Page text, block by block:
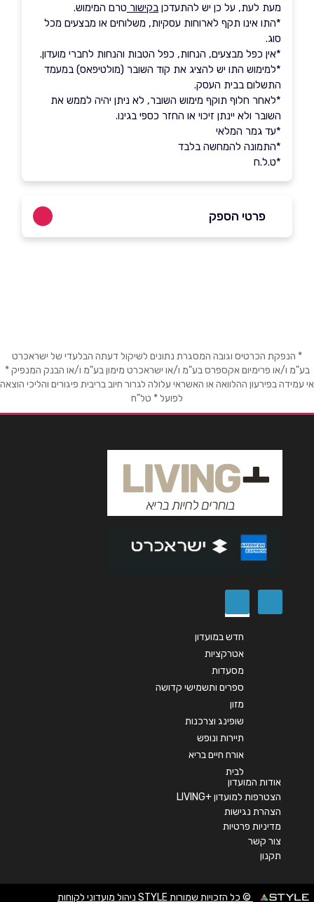
מעת לעת, על כן יש להתעדכן בקישור טרם המימוש.
*התו אינו תקף לארוחות עסקיות, משלוחים או מבצעים מכל
סוג.
*אין כפל מבצעים, הנחות, כפל הטבות והנחות לחברי מועדון.
*למימוש התו יש להציג את קוד השובר (מולטיפאס) במעמד
התשלום בבית העסק.
*לאחר חלוף תוקף מימוש השובר, לא ניתן יהיה לממש את
השובר ולא יינתן זיכוי או החזר כספי בגינו.
*עד גמר המלאי
*התמונה להמחשה בלבד
*ט.ל.ח
פרטי הספק
טלפון*
נושא*
אנא חזרו אלי בקשר ל...
* הנפקת הכרטיס וגובה המסגרת נתונים לשיקול דעתה הבלעדי של ישראכרט
בע"מ ו/או פרימיום אקספרס בע"מ ו/או ישראכרט מימון בע"מ ו/או הבנק המנפיק *
אי עמידה בפירעון ההלוואה או האשראי עלולה לגרור חיוב בריבית פיגורים והליכי הוצאה
לפועל * טל"ח
חדש במועדון
אטרקציות
מסעדות
ספרים ותשמישי קדושה
מזון
שופינג וצרכנות
תיירות ונופש
אורח חיים בריא
לבית
אודות המועדון
הצטרפות למועדון +LIVING
הצהרת נגישות
מדיניות פרטיות
צור קשר
תקנון
© כל הזכויות שמורות STYLE ניהול מועדוני לקוחות